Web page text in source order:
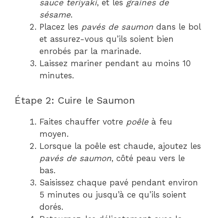
sauce teriyaki, et les graines de
sésame.
Placez les pavés de saumon dans le bol
et assurez-vous qu’ils soient bien
enrobés par la marinade.
Laissez mariner pendant au moins 10
minutes.
Étape 2: Cuire le Saumon
Faites chauffer votre poêle à feu
moyen.
Lorsque la poêle est chaude, ajoutez les
pavés de saumon, côté peau vers le
bas.
Saisissez chaque pavé pendant environ
5 minutes ou jusqu’à ce qu’ils soient
dorés.